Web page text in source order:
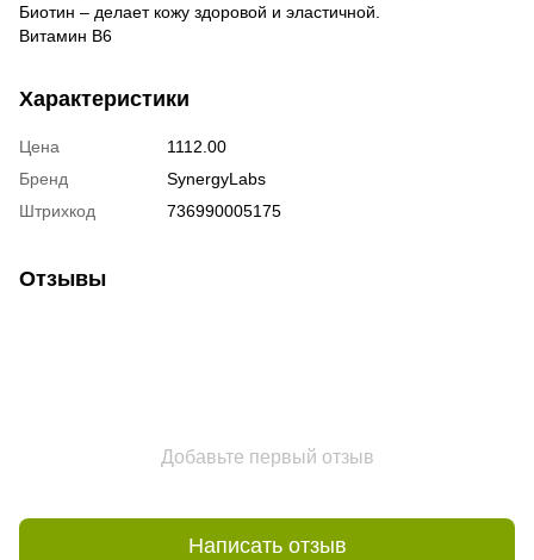
Биотин – делает кожу здоровой и эластичной.
Витамин В6
Характеристики
Цена
1112.00
Бренд
SynergyLabs
Штрихкод
736990005175
Отзывы
Добавьте первый отзыв
Написать отзыв